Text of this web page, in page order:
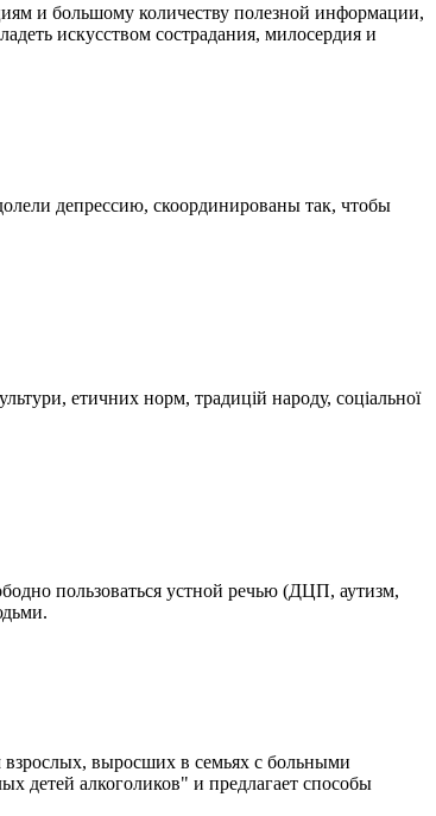
и большому количеству полезной информации,
искусством сострадания, милосердия и
депрессию, скоординированы так, чтобы
етичних норм, традицій народу, соціальної
пользоваться устной речью (ДЦП, аутизм,
выросших в семьях с больными
детей алкоголиков" и предлагает способы